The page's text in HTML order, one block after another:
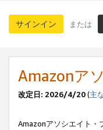
サインイン または
Amazonア
改定日: 2026/4/20(主
Amazonアソシエイト・